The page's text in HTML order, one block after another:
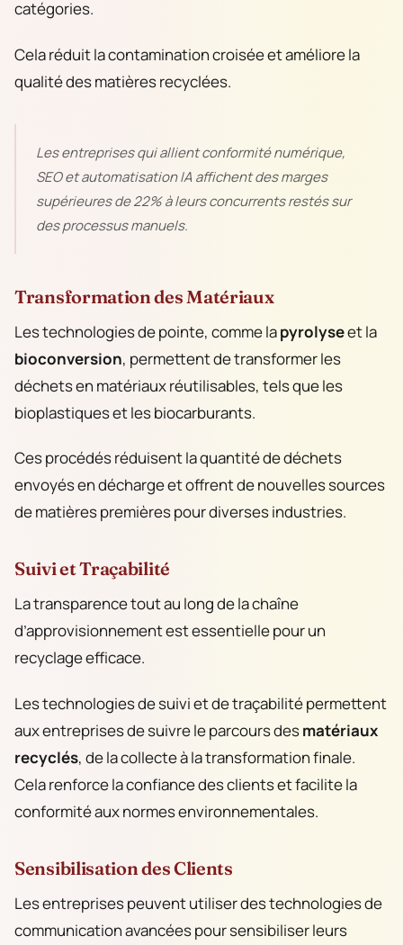
catégories.
Cela réduit la contamination croisée et améliore la
qualité des matières recyclées.
Les entreprises qui allient conformité numérique,
SEO et automatisation IA affichent des marges
supérieures de 22% à leurs concurrents restés sur
des processus manuels.
Transformation des Matériaux
Les technologies de pointe, comme lapyrolyseet la
bioconversion, permettent de transformer les
déchets en matériaux réutilisables, tels que les
bioplastiques et les biocarburants.
Ces procédés réduisent la quantité de déchets
envoyés en décharge et offrent de nouvelles sources
de matières premières pour diverses industries.
Suivi et Traçabilité
La transparence tout au long de la chaîne
d’approvisionnement est essentielle pour un
recyclage efficace.
Les technologies de suivi et de traçabilité permettent
aux entreprises de suivre le parcours desmatériaux
recyclés, de la collecte à la transformation finale.
Cela renforce la confiance des clients et facilite la
conformité aux normes environnementales.
Sensibilisation des Clients
Les entreprises peuvent utiliser des technologies de
communication avancées pour sensibiliser leurs